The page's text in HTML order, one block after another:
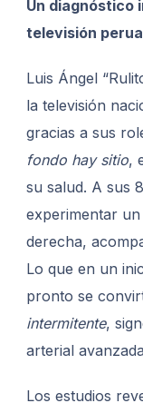
Un diagnóstico
televisión
Luis Ángel
la televisión
gracias a sus
fondo hay sitio,
su salud. A sus
experimentar
derecha,
Lo que en un
pronto se
intermitente,
arterial
Los estudios